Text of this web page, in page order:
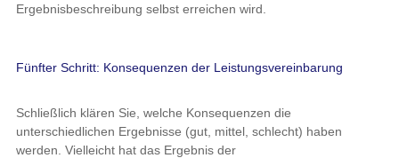
Ergebnisbeschreibung selbst erreichen wird.
Fünfter Schritt: Konsequenzen der Leistungsvereinbarung
Schließlich klären Sie, welche Konsequenzen die
unterschiedlichen Ergebnisse (gut, mittel, schlecht) haben
werden. Vielleicht hat das Ergebnis der